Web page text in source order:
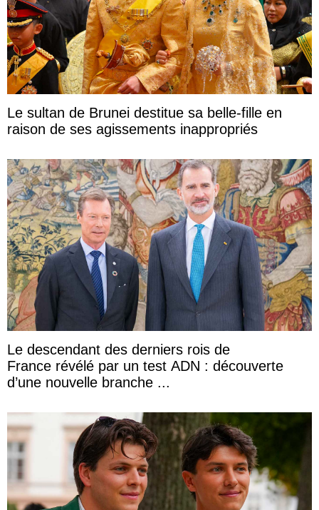
Le sultan de Brunei destitue sa belle-fille en
raison de ses agissements inappropriés
Le descendant des derniers rois de
France révélé par un test ADN : découverte
d’une nouvelle branche ...